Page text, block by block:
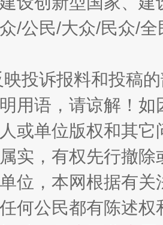
、麦地、白藏房 除
荒背后
/公民/大众/民众/
投诉报料和投稿
用语，请谅解！
或单位版权和其它
实，有权先行撤
位，本网根据有
何公民都有陈述